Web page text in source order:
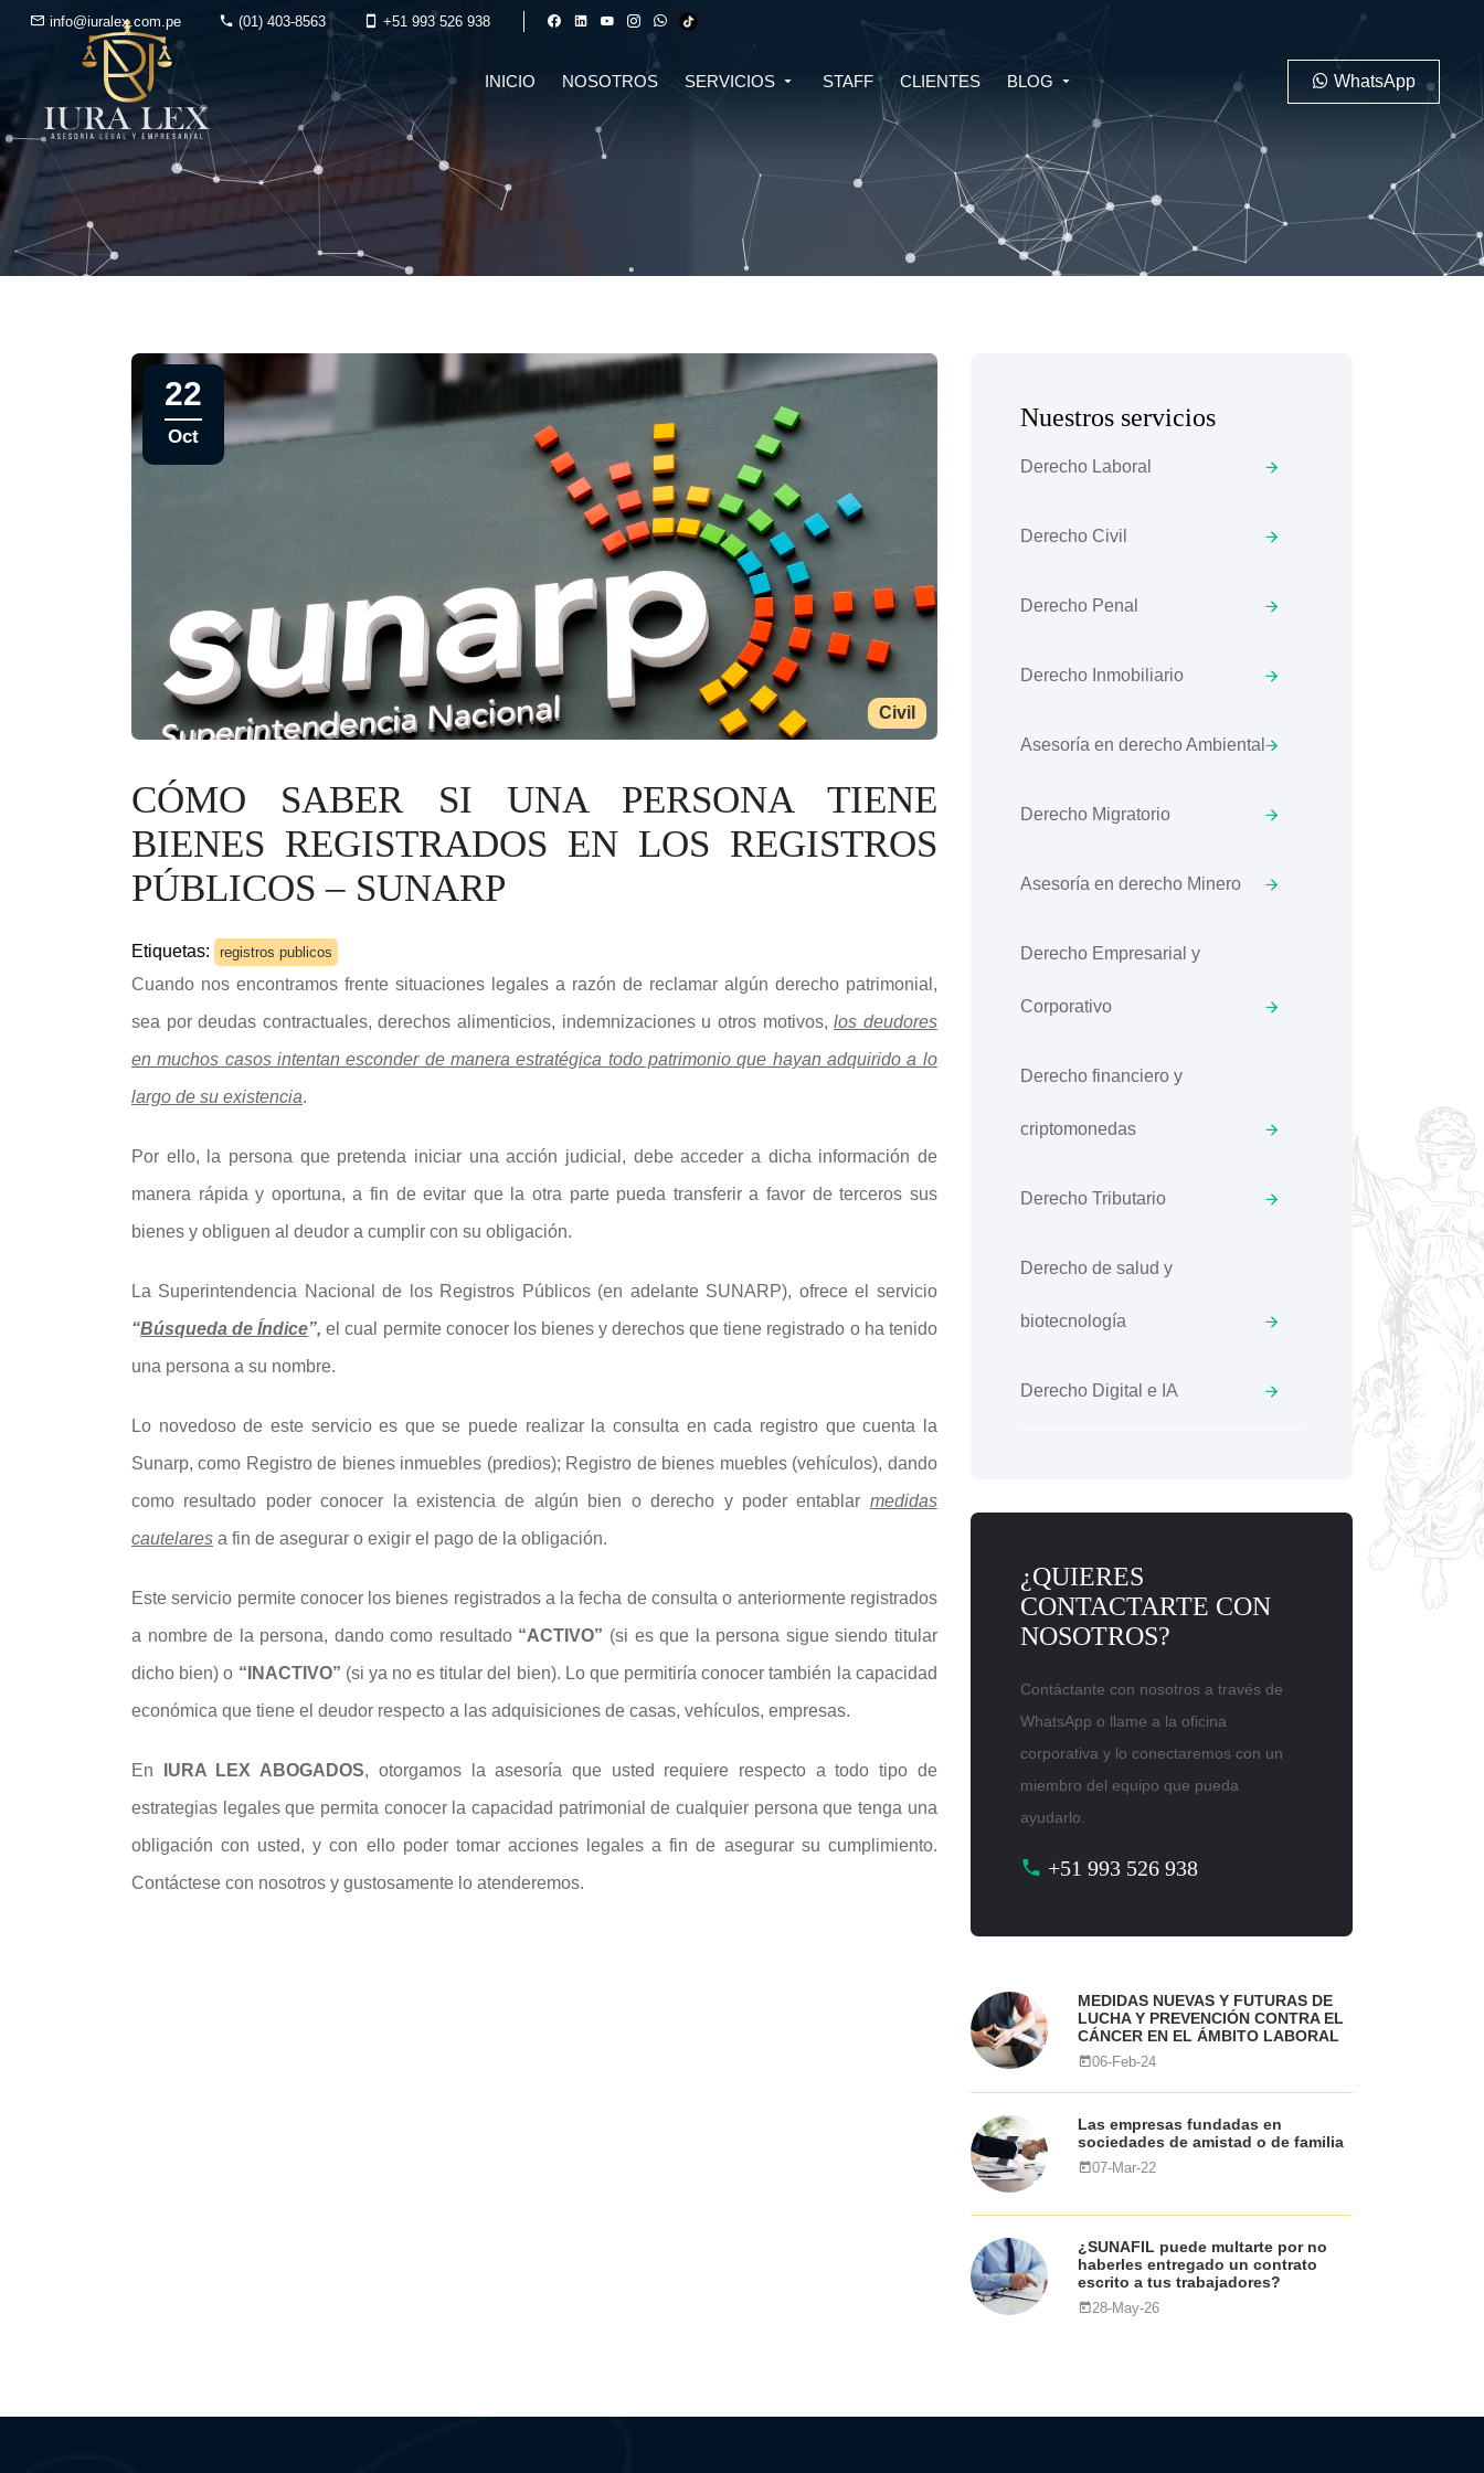
info@iuralex.com.pe (01) 403-8563 +51 993 526 938
INICIO NOSOTROS SERVICIOS
DERECHO FINANCIERO Y
CRIPTOMONEDAS
DERECHO TRIBUTARIO
DERECHO DE SALUD Y
BIOTECNOLOGÍA
DERECHO EMPRESARIAL Y
CORPORATIVO
DERECHO DIGITAL E IA
DERECHO INMOBILIARIO DERECHO MIGRATORIO
ASESORÍA EN DERECHO AMBIENTAL ASESORÍA EN DERECHO MINERO
STAFF CLIENTES BLOG
CIVIL
TRIBUTARIO
INMOBILIARIO
WhatsApp
Civil
22
Oct
CÓMO SABER SI UNA PERSONA TIENE
BIENES REGISTRADOS EN LOS REGISTROS
PÚBLICOS – SUNARP
Etiquetas: registros publicos
Cuando nos encontramos frente situaciones legales a razón de reclamar algún derecho patrimonial,
sea por deudas contractuales, derechos alimenticios, indemnizaciones u otros motivos,los deudores
en muchos casos intentan esconder de manera estratégica todo patrimonio que hayan adquirido a lo
largo de su existencia.
Por ello, la persona que pretenda iniciar una acción judicial, debe acceder a dicha información de
manera rápida y oportuna, a fin de evitar que la otra parte pueda transferir a favor de terceros sus
bienes y obliguen al deudor a cumplir con su obligación.
La Superintendencia Nacional de los Registros Públicos (en adelante SUNARP), ofrece el servicio
“Búsqueda de Índice”,el cual permite conocer los bienes y derechos que tiene registrado o ha tenido
una persona a su nombre.
Lo novedoso de este servicio es que se puede realizar la consulta en cada registro que cuenta la
Sunarp, como Registro de bienes inmuebles (predios); Registro de bienes muebles (vehículos), dando
como resultado poder conocer la existencia de algún bien o derecho y poder entablar medidas
cautelares a fin de asegurar o exigir el pago de la obligación.
Este servicio permite conocer los bienes registrados a la fecha de consulta o anteriormente registrados
a nombre de la persona, dando como resultado “ACTIVO” (si es que la persona sigue siendo titular
dicho bien) o “INACTIVO” (si ya no es titular del bien). Lo que permitiría conocer también la capacidad
económica que tiene el deudor respecto a las adquisiciones de casas, vehículos, empresas.
En IURA LEX ABOGADOS, otorgamos la asesoría que usted requiere respecto a todo tipo de
estrategias legales que permita conocer la capacidad patrimonial de cualquier persona que tenga una
obligación con usted, y con ello poder tomar acciones legales a fin de asegurar su cumplimiento.
Contáctese con nosotros y gustosamente lo atenderemos.
Nuestros servicios
Derecho Laboral
Derecho Civil
Derecho Penal
Derecho Inmobiliario
Asesoría en derecho Ambiental
Derecho Migratorio
Asesoría en derecho Minero
Derecho Empresarial y
Corporativo
Derecho financiero y
criptomonedas
Derecho Tributario
Derecho de salud y
biotecnología
Derecho Digital e IA
¿QUIERES
CONTACTARTE CON
NOSOTROS?
Contáctante con nosotros a través de
WhatsApp o llame a la oficina
corporativa y lo conectaremos con un
miembro del equipo que pueda
ayudarlo.
+51 993 526 938
MEDIDAS NUEVAS Y FUTURAS DE
LUCHA Y PREVENCIÓN CONTRA EL
CÁNCER EN EL ÁMBITO LABORAL
06-Feb-24
Las empresas fundadas en
sociedades de amistad o de familia
07-Mar-22
¿SUNAFIL puede multarte por no
haberles entregado un contrato
escrito a tus trabajadores?
28-May-26